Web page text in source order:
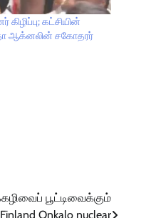
கட்சியின்
ஆக்னலின் சகோதரர்
பூட்டிவைக்கும்
Onkalo nuclear